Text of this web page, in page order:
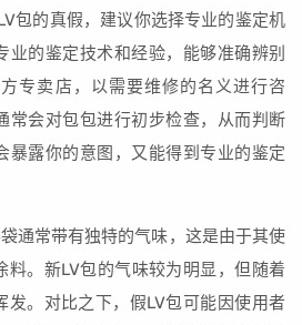
包的真假，建议你选择专业的鉴定机
业的鉴定技术和经验，能够准确辨别
专卖店，以需要维修的名义进行咨
常会对包包进行初步检查，从而判断
暴露你的意图，又能得到专业的鉴定
通常带有独特的气味，这是由于其使
料。新LV包的气味较为明显，但随着
发。对比之下，假LV包可能因使用者